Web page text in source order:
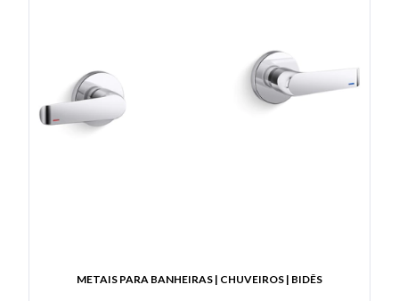
METAIS PARA BANHEIRAS | CHUVEIROS | BIDÊS